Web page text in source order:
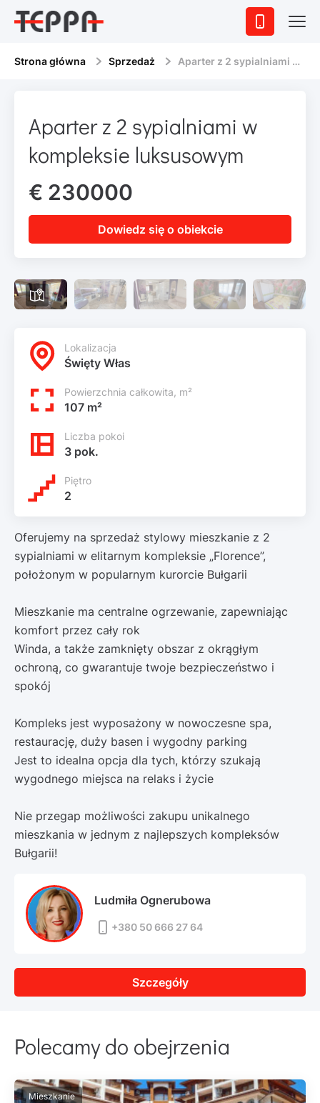
Strona główna Sprzedaż Aparter z 2 sypialniami w kompleksie luksusowym
Aparter z 2 sypialniami w
kompleksie luksusowym
€ 230000
Dowiedz się o obiekcie
Lokalizacja
Święty Włas
Powierzchnia całkowita, m²
107 m²
Liczba pokoi
3 pok.
Piętro
2
Oferujemy na sprzedaż stylowy mieszkanie z 2
sypialniami w elitarnym kompleksie „Florence”,
położonym w popularnym kurorcie Bułgarii
Mieszkanie ma centralne ogrzewanie, zapewniając
komfort przez cały rok
Winda, a także zamknięty obszar z okrągłym
ochroną, co gwarantuje twoje bezpieczeństwo i
spokój
Kompleks jest wyposażony w nowoczesne spa,
restaurację, duży basen i wygodny parking
Jest to idealna opcja dla tych, którzy szukają
wygodnego miejsca na relaks i życie
Nie przegap możliwości zakupu unikalnego
mieszkania w jednym z najlepszych kompleksów
Bułgarii!
Ludmiła Ognerubowa
+380 50 666 27 64
Szczegóły
Polecamy do obejrzenia
Mieszkanie